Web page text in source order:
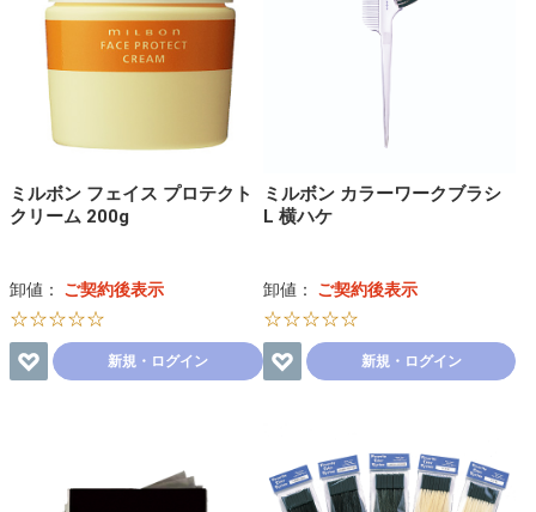
ミルボン フェイス プロテクト
クリーム 200g
卸値： ご契約後表示
☆☆☆☆☆
新規・ログイン
ミルボン カラーワークブラシ
L 横ハケ
卸値： ご契約後表示
☆☆☆☆☆
新規・ログイン